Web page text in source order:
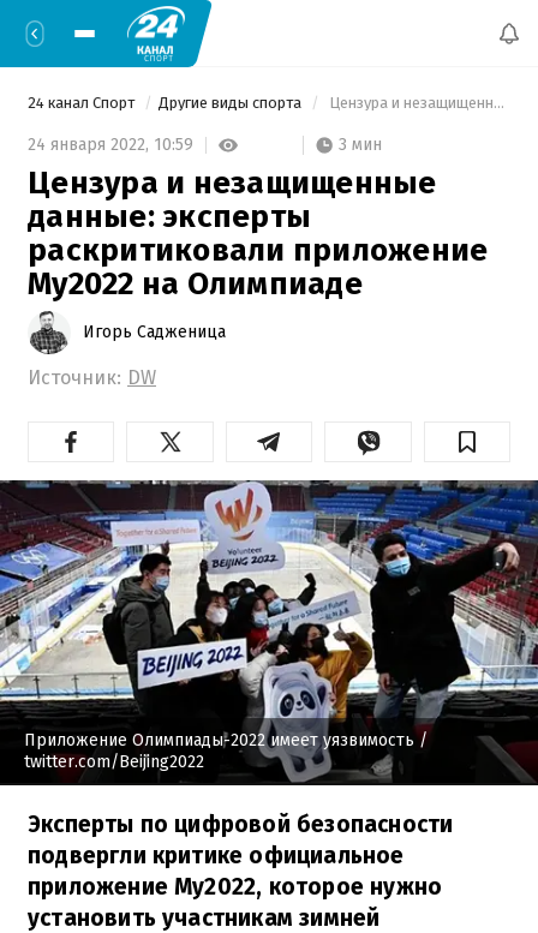
24 канал Спорт Другие виды спорта Цензура и незащищенные данные: эксперты раскритиковали приложение My2022 на Олимпиаде
24 января 2022, 10:59 3 мин
Цензура и незащищенные
данные: эксперты
раскритиковали приложение
My2022 на Олимпиаде
Игорь Садженица
Источник: DW
Приложение Олимпиады-2022 имеет уязвимость/
twitter.com/Beijing2022
Эксперты по цифровой безопасности
подвергли критике официальное
приложение My2022, которое нужно
установить участникам зимней